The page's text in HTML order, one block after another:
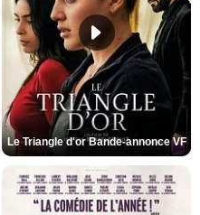
Le Triangle d'or Bande-annonce VF